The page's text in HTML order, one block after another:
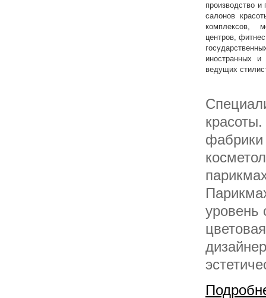
производство
салонов
комплексов,
центров,
иностранных и
ведущих
фабрики
уровень